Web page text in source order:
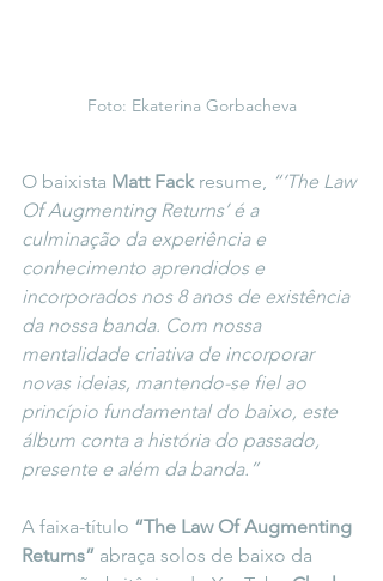
Foto: Ekaterina Gorbacheva
O baixista Matt Fack resume, “‘The Law
Of Augmenting Returns’ é a
culminação da experiência e
conhecimento aprendidos e
incorporados nos 8 anos de existência
da nossa banda. Com nossa
mentalidade criativa de incorporar
novas ideias, mantendo-se fiel ao
princípio fundamental do baixo, este
álbum conta a história do passado,
presente e além da banda.”
A faixa-título “The Law Of Augmenting
Returns” abraça solos de baixo da